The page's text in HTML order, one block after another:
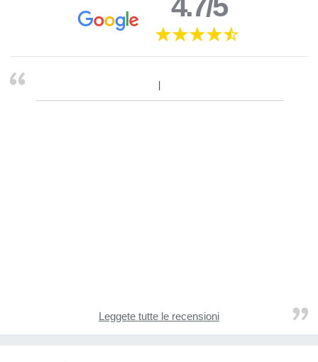
Leggete tutte le recensioni